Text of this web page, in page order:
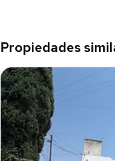
Propiedades